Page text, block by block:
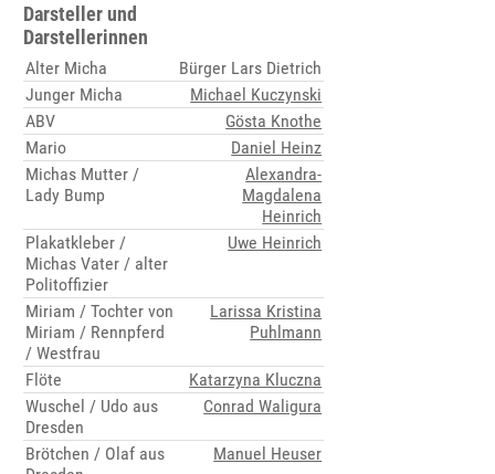
Darsteller und
Darstellerinnen
Alter Micha
Bürger Lars Dietrich
Junger Micha
Michael Kuczynski
ABV
Gösta Knothe
Mario
Daniel Heinz
Michas Mutter /
Lady Bump
Alexandra-
Magdalena
Heinrich
Plakatkleber /
Michas Vater / alter
Politoffizier
Uwe Heinrich
Miriam / Tochter von
Miriam / Rennpferd
/ Westfrau
Larissa Kristina
Puhlmann
Flöte
Katarzyna Kluczna
Wuschel / Udo aus
Dresden
Conrad Waligura
Brötchen / Olaf aus
Manuel Heuser